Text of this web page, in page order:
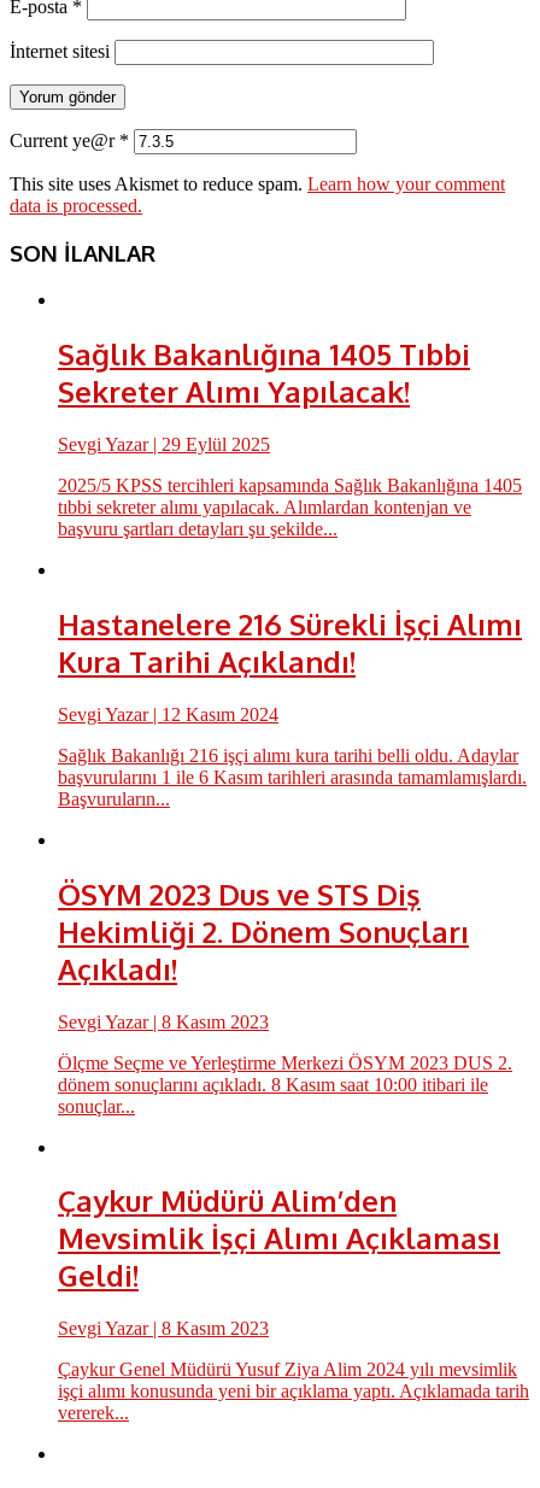
E-posta *
İnternet sitesi
Current ye@r *
This site uses Akismet to reduce spam. Learn how your comment
data is processed.
SON İLANLAR
Sağlık Bakanlığına 1405 Tıbbi
Sekreter Alımı Yapılacak!
Sevgi Yazar| 29 Eylül 2025
2025/5 KPSS tercihleri kapsamında Sağlık Bakanlığına 1405
tıbbi sekreter alımı yapılacak. Alımlardan kontenjan ve
başvuru şartları detayları şu şekilde...
Hastanelere 216 Sürekli İşçi Alımı
Kura Tarihi Açıklandı!
Sevgi Yazar| 12 Kasım 2024
Sağlık Bakanlığı 216 işçi alımı kura tarihi belli oldu. Adaylar
başvurularını 1 ile 6 Kasım tarihleri arasında tamamlamışlardı.
Başvuruların...
ÖSYM 2023 Dus ve STS Diş
Hekimliği 2. Dönem Sonuçları
Açıkladı!
Sevgi Yazar| 8 Kasım 2023
Ölçme Seçme ve Yerleştirme Merkezi ÖSYM 2023 DUS 2.
dönem sonuçlarını açıkladı. 8 Kasım saat 10:00 itibari ile
sonuçlar...
Çaykur Müdürü Alim’den
Mevsimlik İşçi Alımı Açıklaması
Geldi!
Sevgi Yazar| 8 Kasım 2023
Çaykur Genel Müdürü Yusuf Ziya Alim 2024 yılı mevsimlik
işçi alımı konusunda yeni bir açıklama yaptı. Açıklamada tarih
vererek...